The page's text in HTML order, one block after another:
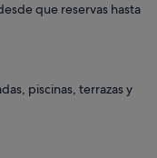
que reservas hasta
piscinas, terrazas y